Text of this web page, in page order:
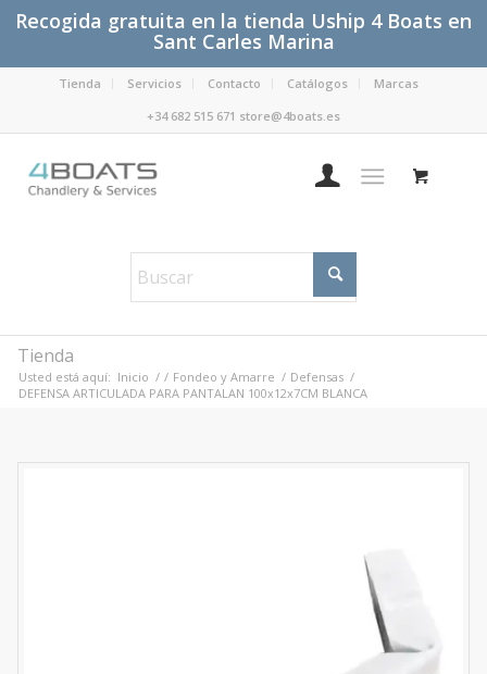
Recogida gratuita en la tienda Uship 4 Boats en
Sant Carles Marina
Tienda Servicios Contacto Catálogos
Marcas
+34 682 515 671 store@4boats.es
Tienda
Usted está aquí: Inicio / / Fondeo y Amarre / Defensas /
DEFENSA ARTICULADA PARA PANTALAN 100x12x7CM BLANCA